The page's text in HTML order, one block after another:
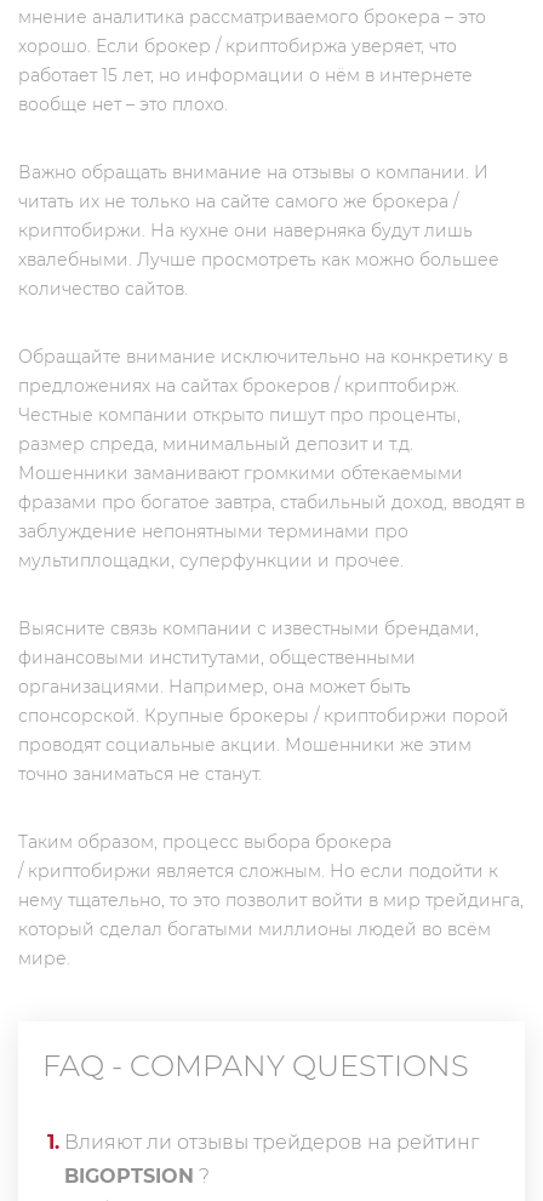
мнение аналитика рассматриваемого брокера – это
хорошо. Если брокер / криптобиржа уверяет, что
работает 15 лет, но информации о нём в интернете
вообще нет – это плохо.
Важно обращать внимание на отзывы о компании. И
читать их не только на сайте самого же брокера /
криптобиржи. На кухне они наверняка будут лишь
хвалебными. Лучше просмотреть как можно большее
количество сайтов.
Обращайте внимание исключительно на конкретику в
предложениях на сайтах брокеров / криптобирж.
Честные компании открыто пишут про проценты,
размер спреда, минимальный депозит и т.д.
Мошенники заманивают громкими обтекаемыми
фразами про богатое завтра, стабильный доход, вводят в
заблуждение непонятными терминами про
мультиплощадки, суперфункции и прочее.
Выясните связь компании с известными брендами,
финансовыми институтами, общественными
организациями. Например, она может быть
спонсорской. Крупные брокеры / криптобиржи порой
проводят социальные акции. Мошенники же этим
точно заниматься не станут.
Таким образом, процесс выбора брокера
/ криптобиржи является сложным. Но если подойти к
нему тщательно, то это позволит войти в мир трейдинга,
который сделал богатыми миллионы людей во всём
мире.
FAQ - COMPANY QUESTIONS
1. Влияют ли отзывы трейдеров на рейтинг
BIGOPTSION ?